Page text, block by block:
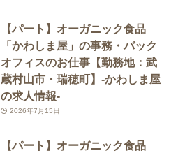
【パート】オーガニック食品
「かわしま屋」の事務・バック
オフィスのお仕事【勤務地：武
蔵村山市・瑞穂町】-かわしま屋
の求人情報-
2026年7月15日
【パート】オーガニック食品